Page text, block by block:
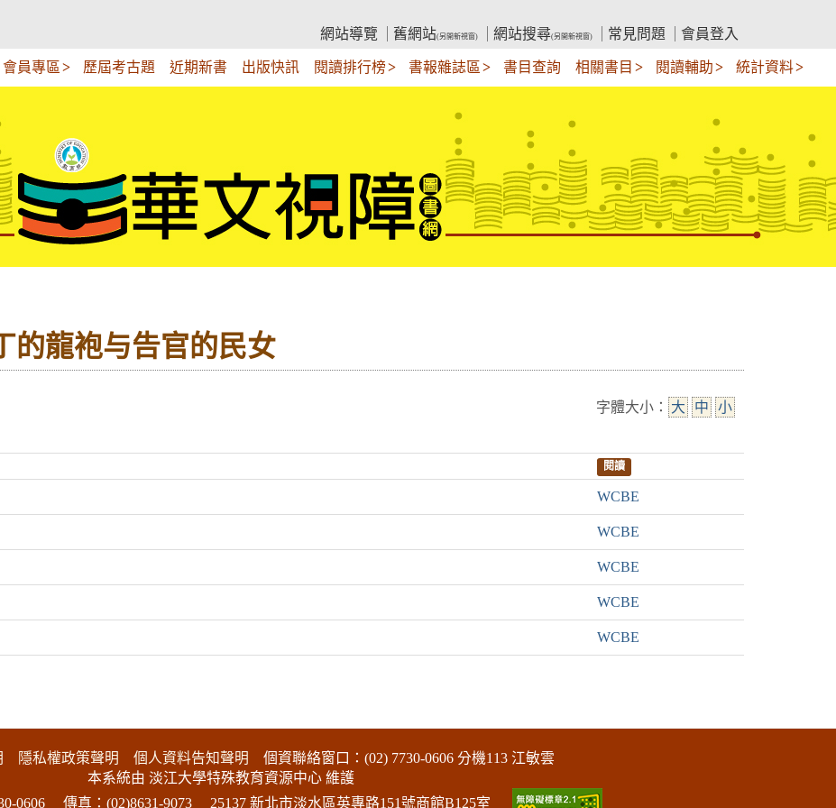
網站導覽
舊網站(另開新視窗) 網站搜尋(另開新視窗) 常見問題 會員登入
會員專區 歷屆考古題 近期新書 出版快訊 閱讀排行榜 書報雜誌區 書目查詢 相關書目 閱讀輔助 統計資料
的龍袍与告官的民女
字體大小： 大 中 小
閱讀
WCBE
WCBE
WCBE
WCBE
WCBE
隱私權政策聲明 個人資料告知聲明 個資聯絡窗口：(02) 7730-0606 分機113 江敏雲
本系統由 淡江大學特殊教育資源中心 維護
0606
傳真：(02)8631-9073 25137 新北市淡水區英專路151號商館B125室